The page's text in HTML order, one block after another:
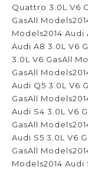
Quattro 3.0L V6
GasAll
Models2014 Audi
Audi A8 3.0L V6
3.0L V6 GasAll
GasAll
Audi Q5 3.0L V6
GasAll
Audi S4 3.0L V6
GasAll
Audi S5 3.0L V6
GasAll
Models2014 Audi